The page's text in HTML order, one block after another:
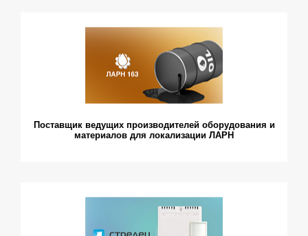
Поставщик ведущих производителей оборудования и
материалов для локализации ЛАРН